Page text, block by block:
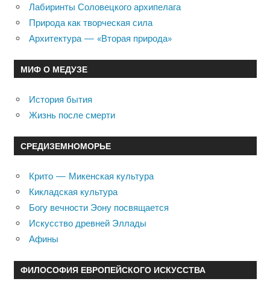
Лабиринты Соловецкого архипелага
Природа как творческая сила
Архитектура — «Вторая природа»
МИФ О МЕДУЗЕ
История бытия
Жизнь после смерти
СРЕДИЗЕМНОМОРЬЕ
Крито — Микенская культура
Кикладская культура
Богу вечности Эону посвящается
Искусство древней Эллады
Афины
ФИЛОСОФИЯ ЕВРОПЕЙСКОГО ИСКУССТВА